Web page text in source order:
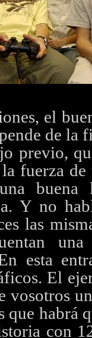
el
de la
previo,
fuerza
buena
Y no
las
esta
El
vosotros
habrá
con